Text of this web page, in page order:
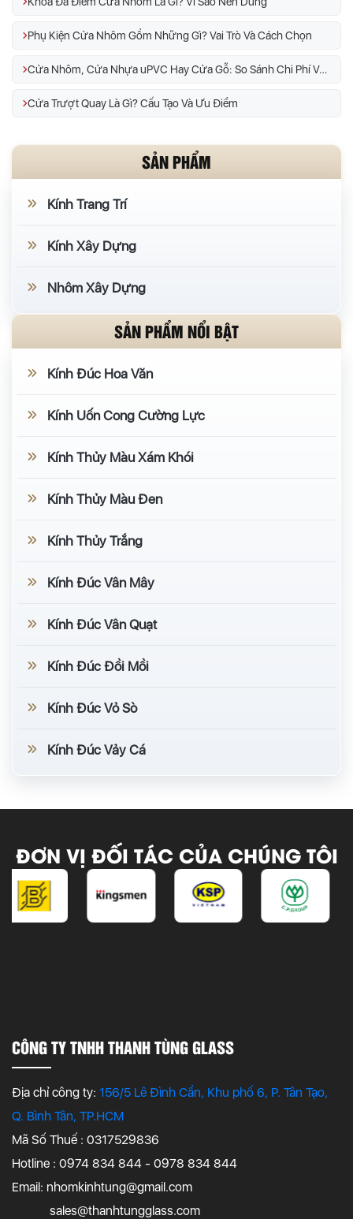
Phụ Kiện Cửa Nhôm Gồm Những Gì? Vai Trò Và Cách Chọn
Cửa Nhôm, Cửa Nhựa uPVC Hay Cửa Gỗ: So Sánh Chi Phí Và Độ Bền
Cửa Trượt Quay Là Gì? Cấu Tạo Và Ưu Điểm
SẢN PHẨM
Kính Trang Trí
Kính Xây Dựng
Nhôm Xây Dựng
SẢN PHẨM NỔI BẬT
Kính Đúc Hoa Văn
Kính Uốn Cong Cường Lực
Kính Thủy Màu Xám Khói
Kính Thủy Màu Đen
Kính Thủy Trắng
Kính Đúc Vân Mây
Kính Đúc Vân Quạt
Kính Đúc Đồi Mồi
Kính Đúc Vỏ Sò
Kính Đúc Vảy Cá
ĐƠN VỊ ĐỐI TÁC CỦA CHÚNG TÔI
CÔNG TY TNHH THANH TÙNG GLASS
Địa chỉ công ty: 156/5 Lê Đình Cẩn, Khu phố 6, P. Tân Tạo,
Q. Bình Tân, TP.HCM
Mã Số Thuế : 0317529836
Hotline : 0974 834 844 - 0978 834 844
Email: nhomkinhtung@gmail.com
sales@thanhtungglass.com